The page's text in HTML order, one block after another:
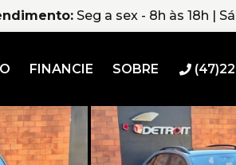
Seg a sex - 8h às 18h |
FINANCIE SOBRE